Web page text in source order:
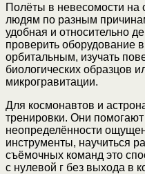
Полёты в невесомости
людям по разным
удобная и относительно
проверить оборудование
орбитальным, изучать
биологических образцов
микрогравитации.
Для космонавтов и
тренировки. Они помогают
неопределённости
инструменты, научиться
съёмочных команд это
с нулевой г без выхода в